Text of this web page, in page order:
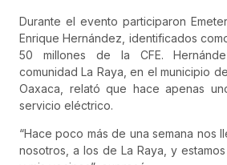
Durante el evento participaron
Enrique Hernández, identificados
50 millones de la CFE.
comunidad La Raya, en el municipio
Oaxaca, relató que hace apenas
servicio eléctrico.
“Hace poco más de una semana nos
nosotros, a los de La Raya, y